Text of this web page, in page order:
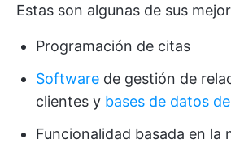
Estas son algunas de sus
Programación de citas
Software de gestión de
clientes y bases de datos
Funcionalidad basada en la